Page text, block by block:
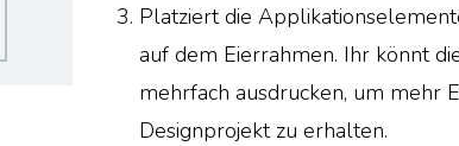
Platziert die
auf dem Eierrahmen. Ihr könnt
mehrfach ausdrucken, um mehr
Designprojekt zu erhalten.